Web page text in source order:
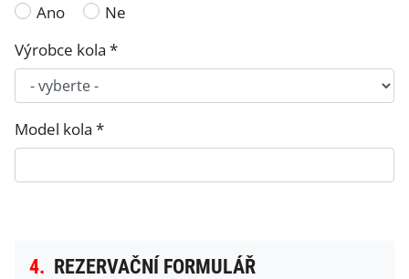
Ano
Ne
Výrobce kola *
Model kola *
4. REZERVAČNÍ FORMULÁŘ